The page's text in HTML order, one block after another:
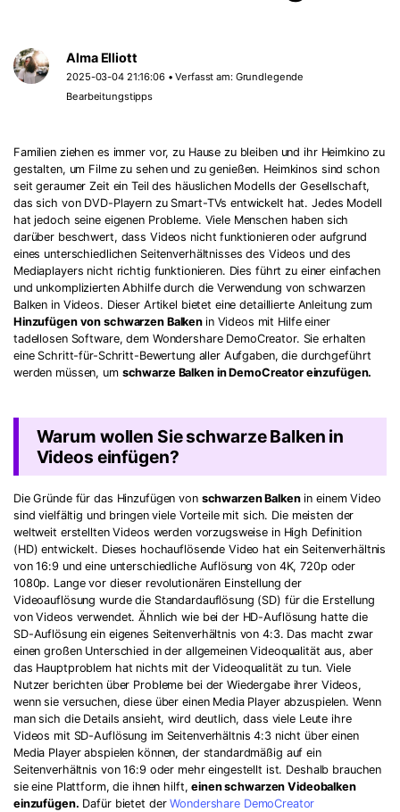
Alma Elliott
2025-03-04 21:16:06 • Verfasst am: Grundlegende
Bearbeitungstipps
Familien ziehen es immer vor, zu Hause zu bleiben und ihr Heimkino zu
gestalten, um Filme zu sehen und zu genießen. Heimkinos sind schon
seit geraumer Zeit ein Teil des häuslichen Modells der Gesellschaft,
das sich von DVD-Playern zu Smart-TVs entwickelt hat. Jedes Modell
hat jedoch seine eigenen Probleme. Viele Menschen haben sich
darüber beschwert, dass Videos nicht funktionieren oder aufgrund
eines unterschiedlichen Seitenverhältnisses des Videos und des
Mediaplayers nicht richtig funktionieren. Dies führt zu einer einfachen
und unkomplizierten Abhilfe durch die Verwendung von schwarzen
Balken in Videos. Dieser Artikel bietet eine detaillierte Anleitung zum
Hinzufügen von schwarzen Balken in Videos mit Hilfe einer
tadellosen Software, dem Wondershare DemoCreator. Sie erhalten
eine Schritt-für-Schritt-Bewertung aller Aufgaben, die durchgeführt
werden müssen, um schwarze Balken in DemoCreator einzufügen.
Warum wollen Sie schwarze Balken in
Videos einfügen?
Die Gründe für das Hinzufügen von schwarzen Balkenin einem Video
sind vielfältig und bringen viele Vorteile mit sich. Die meisten der
weltweit erstellten Videos werden vorzugsweise in High Definition
(HD) entwickelt. Dieses hochauflösende Video hat ein Seitenverhältnis
von 16:9 und eine unterschiedliche Auflösung von 4K, 720p oder
1080p. Lange vor dieser revolutionären Einstellung der
Videoauflösung wurde die Standardauflösung (SD) für die Erstellung
von Videos verwendet. Ähnlich wie bei der HD-Auflösung hatte die
SD-Auflösung ein eigenes Seitenverhältnis von 4:3. Das macht zwar
einen großen Unterschied in der allgemeinen Videoqualität aus, aber
das Hauptproblem hat nichts mit der Videoqualität zu tun. Viele
Nutzer berichten über Probleme bei der Wiedergabe ihrer Videos,
wenn sie versuchen, diese über einen Media Player abzuspielen. Wenn
man sich die Details ansieht, wird deutlich, dass viele Leute ihre
Videos mit SD-Auflösung im Seitenverhältnis 4:3 nicht über einen
Media Player abspielen können, der standardmäßig auf ein
Seitenverhältnis von 16:9 oder mehr eingestellt ist. Deshalb brauchen
sie eine Plattform, die ihnen hilft,einen schwarzen Videobalken
einzufügen. Dafür bietet derWondershare DemoCreator